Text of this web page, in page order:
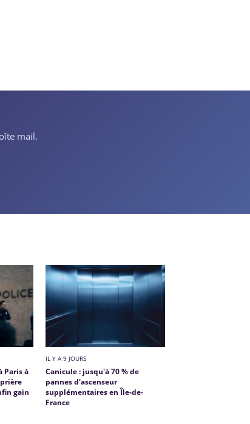
mail.
Paris à
gain
IL Y A 9 JOURS
Canicule : jusqu'à 70 % de
pannes d'ascenseur
supplémentaires en Île-de-
France